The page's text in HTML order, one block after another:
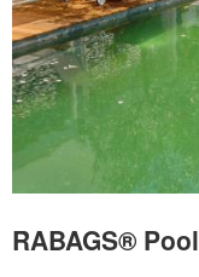
RABAGS® Pool